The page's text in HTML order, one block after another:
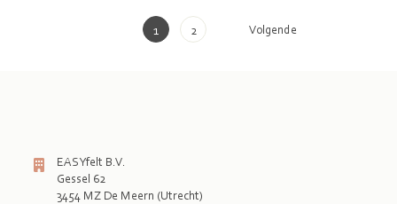
1 2 Volgende
EASYfelt B.V.
Gessel 62
3454 MZ De Meern (Utrecht)